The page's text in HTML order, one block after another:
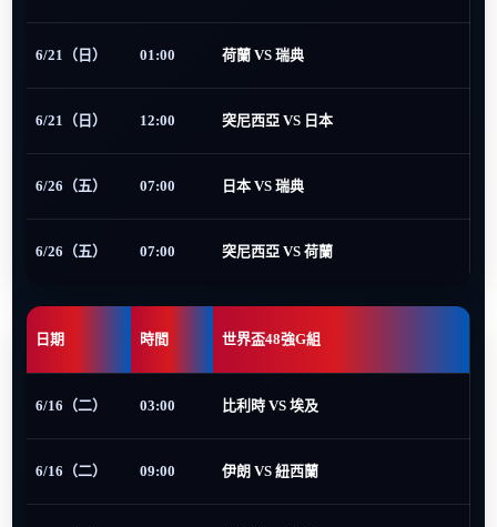
6/21（日） 01:00 荷蘭 VS 瑞典
6/21（日） 12:00 突尼西亞 VS 日本
6/26（五） 07:00 日本 VS 瑞典
6/26（五） 07:00 突尼西亞 VS 荷蘭
日期 時間 世界盃48強G組
6/16（二） 03:00 比利時 VS 埃及
6/16（二） 09:00 伊朗 VS 紐西蘭